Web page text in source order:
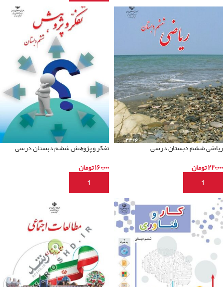
ریاضی ششم دبستان درسی
۲۲۰,۰۰۰تومان
افزودن به سبد خرید
تفکر و پژوهش ششم دبستان درسی
۱۶۰,۰۰۰تومان
افزودن به سبد خرید